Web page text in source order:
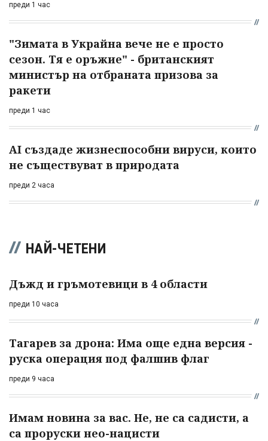
преди 1 час
"Зимата в Украйна вече не е просто
сезон. Тя е оръжие" - британският
министър на отбраната призова за
ракети
преди 1 час
AI създаде жизнеспособни вируси, които
не съществуват в природата
преди 2 часа
НАЙ-ЧЕТЕНИ
Дъжд и гръмотевици в 4 области
преди 10 часа
Тагарев за дрона: Има още една версия -
руска операция под фалшив флаг
преди 9 часа
Имам новина за вас. Не, не са садисти, а
са проруски нео-нацисти